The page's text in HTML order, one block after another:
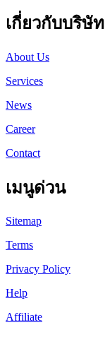
เกี่ยวกับบริษัท
About Us
Services
News
Career
Contact
เมนูด่วน
Sitemap
Terms
Privacy Policy
Help
Affiliate